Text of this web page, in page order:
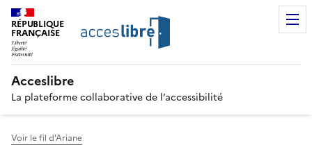
RÉPUBLIQUE
FRANÇAISE
Acceslibre
La plateforme collaborative de l’accessibilité
Voir le fil d'Ariane